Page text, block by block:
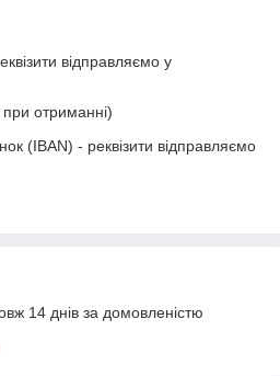
відправляємо у
отриманні)
(IBAN) - реквізити відправляємо
14 днів за домовленістю